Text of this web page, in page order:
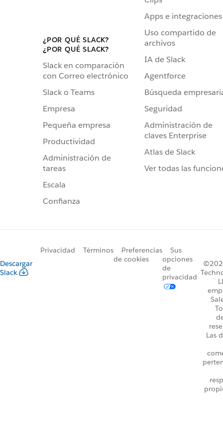
¿POR QUÉ SLACK?
¿POR QUÉ SLACK?
Slack en comparación
con Correo electrónico
Slack o Teams
Empresa
Pequeña empresa
Productividad
Administración de
tareas
Escala
Confianza
Apps e integraciones
Uso compartido de
archivos
IA de Slack
Agentforce
Búsqueda
Seguridad
Administración de
claves Enterprise
Atlas de Slack
Ver todas las
Descargar
Slack
Privacidad Términos
Preferencias
de cookies
Sus
opciones
de
privacidad
Las